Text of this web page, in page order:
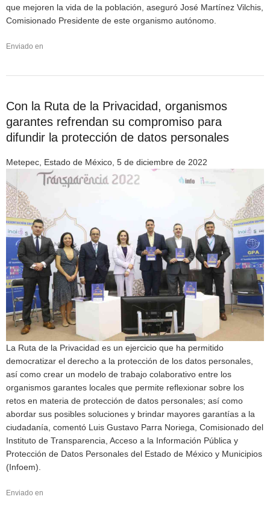
que mejoren la vida de la población, aseguró José Martínez Vilchis,
Comisionado Presidente de este organismo autónomo.
Enviado en
Con la Ruta de la Privacidad, organismos
garantes refrendan su compromiso para
difundir la protección de datos personales
Metepec, Estado de México, 5 de diciembre de 2022
La Ruta de la Privacidad es un ejercicio que ha permitido
democratizar el derecho a la protección de los datos personales,
así como crear un modelo de trabajo colaborativo entre los
organismos garantes locales que permite reflexionar sobre los
retos en materia de protección de datos personales; así como
abordar sus posibles soluciones y brindar mayores garantías a la
ciudadanía, comentó Luis Gustavo Parra Noriega, Comisionado del
Instituto de Transparencia, Acceso a la Información Pública y
Protección de Datos Personales del Estado de México y Municipios
(Infoem).
Enviado en